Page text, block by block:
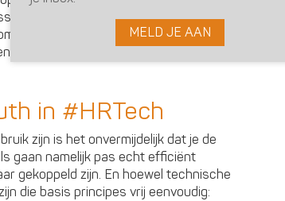
Gebruik dan onze HRTech
knop=”Bekijk de HRTech Arena”
HRTech-Arena-150×150.png”
in #HRTech
zijn is het onvermijdelijk dat je de
gaan namelijk pas echt efficiënt
gekoppeld zijn. En hoewel technische
die basis principes vrij eenvoudig:
MELD JE AAN